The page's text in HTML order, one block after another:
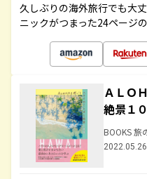
久しぶりの海外旅行でも大
ニックがつまった24ページ
ＡＬＯ
絶景１
BOOKS 旅